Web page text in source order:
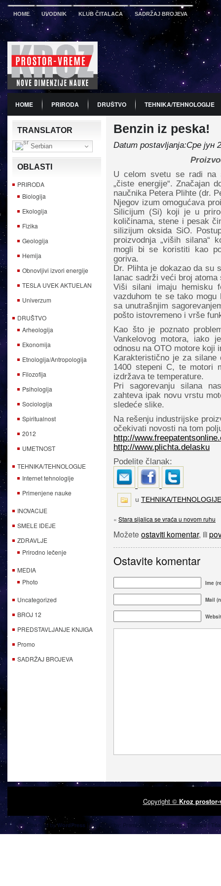
HOME UVODNIK KLUB ČITALACA SADRŽAJ BROJEVA
HOME PRIRODA DRUŠTVO TEHNIKA/TEHNOLOGIJE
PDF BROJ 12 PREDSTAVLJANJE KNJIGA PROMO
TRANSLATOR
Serbian
OBLASTI
PRIRODA
Biologija
Ekologija
Fizika
Geologija
Hemija
Obnovljivi izvori energije
TESLA UVEK AKTUELAN
Univerzum
DRUŠTVO
Arheologija
Ekonomija
Etnologija/Antropologija
Filozofija
Psihologija
Sociologija
Spiritualnost
2012
UMETNOST
TEHNIKA/TEHNOLOGIJE
Internet tehnologije
Primenjene nauke
INOVACIJE
SMELE IDEJE
ZDRAVLJE
Prirodno lečenje
MEDIA
Photo
Uncategorized
BROJ 12
PREDSTAVLJANJE KNJIGA
Promo
SADRŽAJ BROJEVA
Benzin iz peska!
Datum postavljanja:Сре јун
U celom svetu se radi na
„čiste energije“. Značajan
naučnika Petera Plihte (dr.
Njegov izum omogućava
Silicijum (Si) koji je u
količinama, stene i pesak
silizijum oksida SiO.
proizvodnja „viših silana“
mogli bi se koristiti kao
goriva.
Dr. Plihta je dokazao da su
lanac sadrži veći broj
Viši silani imaju hemisku
vazduhom te se tako
sa unutrašnjim
pošto istovremeno i vrše
Kao što je poznato
Vankelovog motora, iako
odnosu na OTO motore koji
Karakteristično je za silane
1400 stepeni C, te motori
izdržava te temperature.
Pri sagorevanju silana
zahteva ipak novu vrstu
sledeće slike.
Na rešenju industrijske
očekivati novosti na tom
http://
http://www.plichta.delasku
Podelite članak:
u TEHNIKA/TEHNOLOGIJE
« Stara sijalica se vraća u novom ruhu
Možete ostaviti komentar, ili
Ostavite komentar
Ime
Mail
Copyright © Kroz prostor-
Powered byWordPress | Designed by: Premium Free WordPress Themes|